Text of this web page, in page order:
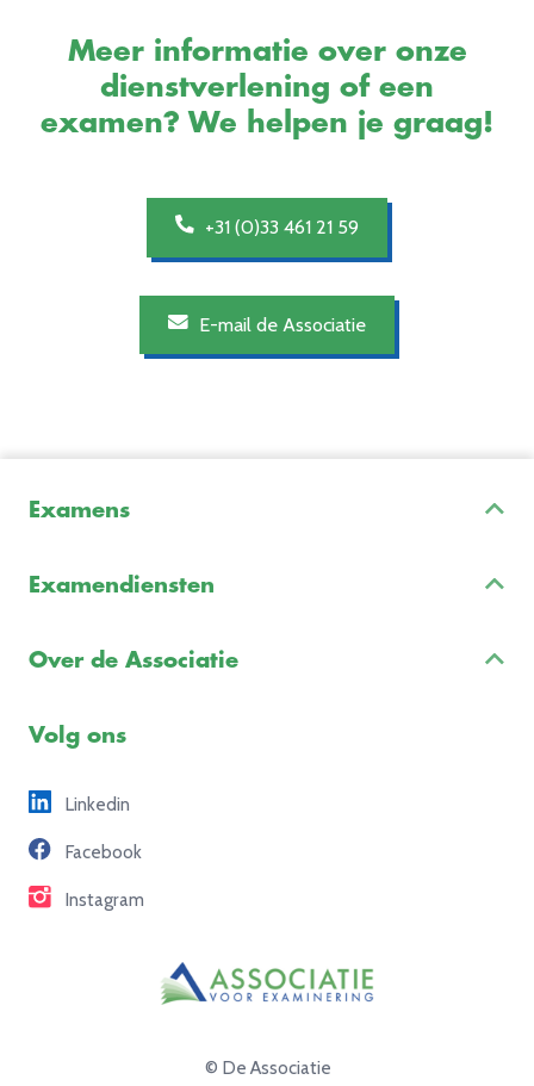
Meer informatie over onze
dienstverlening of een
examen? We helpen je graag!
+31 (0)33 461 21 59
E-mail de Associatie
Examens
Examenreglement
Examendiensten
Over de Associatie
Freelance opdrachten
Partners
Contact
Volg ons
Linkedin
Facebook
Instagram
© De Associatie